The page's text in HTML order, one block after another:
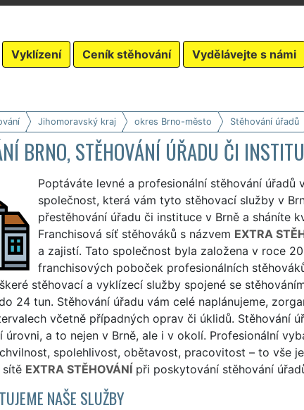
Vyklízení Ceník stěhování Vydělávejte s námi
Jihomoravský kraj okres Brno-město Stěhování úřadů
BRNO, STĚHOVÁNÍ ÚŘADU ČI
Poptáváte levné a profesionální stěhování úřadů
společnost, která vám tyto stěhovací služby v
přestěhování úřadu či instituce v Brně a sháníte
Franchisová síť stěhováků s názvem EXTRA
a zajistí. Tato společnost byla založena v roce
franchisových poboček profesionálních
stěhovací a vyklízecí služby spojené se
24 tun. Stěhování úřadu vám celé naplánujeme,
včetně případných oprav či úklidů. Stěhování
úrovni, a to nejen v Brně, ale i v okolí. Profesionální
spolehlivost, obětavost, pracovitost – to vše
sítě EXTRA STĚHOVÁNÍpři poskytování stěhování
NAŠE SLUŽBY